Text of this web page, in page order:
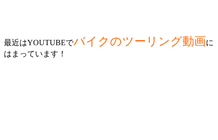
最近はYOUTUBEでバイクのツーリング動画に
はまっています！